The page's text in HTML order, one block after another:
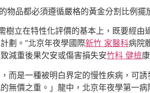
物品都必須遵循嚴格的黃金分割比例擺
樹立在特性化評價的基本上，既要經
劃。”北京年夜學國際新竹 家醫科病院
減重後果欠安或傷害損失安竹科 健檢
而是一種被明白界定的慢性疾病，可
無價之重。」龍中，北京年夜學第一